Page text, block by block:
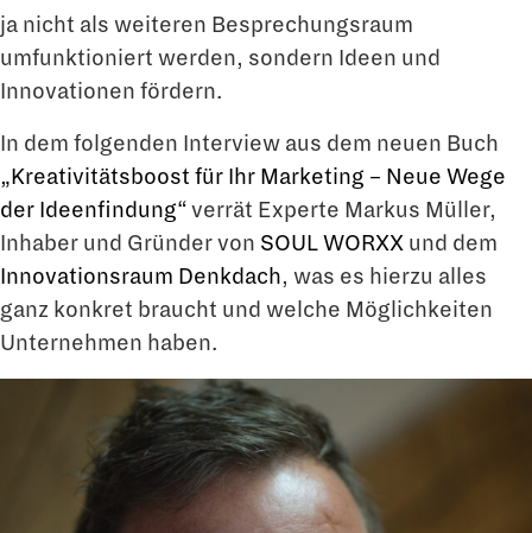
ja nicht als weiteren Besprechungsraum
umfunktioniert werden, sondern Ideen und
Innovationen fördern.
In dem folgenden Interview aus dem neuen Buch
„Kreativitätsboost für Ihr Marketing – Neue Wege
der Ideenfindung“ verrät Experte Markus Müller,
Inhaber und Gründer von SOUL WORXX und dem
Innovationsraum Denkdach, was es hierzu alles
ganz konkret braucht und welche Möglichkeiten
Unternehmen haben.